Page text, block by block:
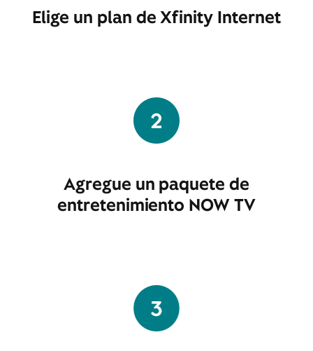
Elige un plan de Xfinity Internet
Agregue un paquete de
entretenimiento NOW TV